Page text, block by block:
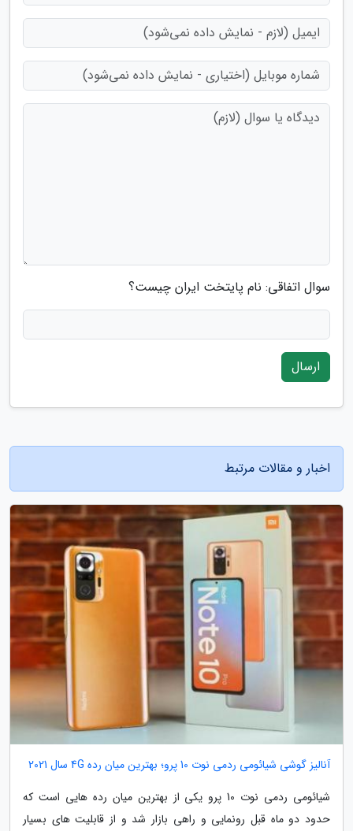
سوال اتفاقی: نام پایتخت ایران چیست؟
ارسال
اخبار و مقالات مرتبط
آنالیز گوشی شیائومی ردمی نوت 10 پرو؛ بهترین میان رده 4G سال 2021
شیائومی ردمی نوت 10 پرو یکی از بهترین میان رده هایی است که
حدود دو ماه قبل رونمایی و راهی بازار شد و از قابلیت های بسیار